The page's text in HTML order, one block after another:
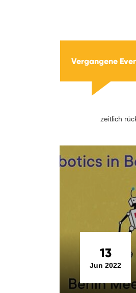
Vergangene
zeitlich
13
Jun 2022